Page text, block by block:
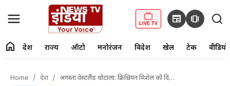
LIVE TV newspaper amp_stories
home देश राज्य ऑटो मनोरंजन विदेश खेल टेक वीडियो
Home देश अगस्ता वेस्टलैंड घोटाला: क्रिश्चियन मिशेल को दिल्ली हाईकोर्ट से बड़ा झटका, प्रत्यर्पण संधि को चुनौती देने वाली याचिका खारिज